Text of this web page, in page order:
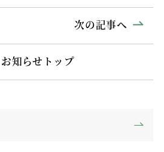
お知らせトップ
次の記事へ